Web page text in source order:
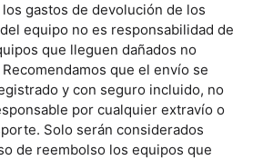
gastos de devolución de los
equipo no es responsabilidad de
que lleguen dañados no
que el envío se
y con seguro incluido, no
por cualquier extravío o
Solo serán considerados
de reembolso los equipos que